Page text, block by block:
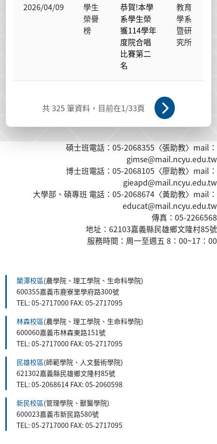
2026/04/09
學生
榮譽
榜
恭賀!本學
系學生榮
獲114學年
度院合唱
比賽第二
名
教育
學系
暨研
究所
共325 筆資料，目前在1/33頁
碩士班電話：05-2068355〈張助教〉mail：
gimse@mail.ncyu.edu.tw
博士班電話：05-2068105〈廖助教〉mail：
gieapd@mail.ncyu.edu.tw
大學部、碩專班 電話：05-2068674〈黃助教〉mail：
educat@mail.ncyu.edu.tw
傳真：05-2266568
地址：62103嘉義縣民雄鄉文隆村85號
服務時間：周一至週五 8：00~17：00
蘭潭校區(農學院、理工學院、生命科學院)
600355嘉義市鹿寮里學府路300號
TEL: 05-2717000 FAX: 05-2717095
林森校區(農學院、理工學院、生命科學院)
600060嘉義市林森東路151號
TEL: 05-2717000 FAX: 05-2717095
民雄校區(師範學院、人文藝術學院)
621302嘉義縣民雄鄉文隆村85號
TEL: 05-2068614 FAX: 05-2060598
新民校區(管理學院、獸醫學院)
600023嘉義市新民路580號
TEL: 05-2717000 FAX: 05-2717095